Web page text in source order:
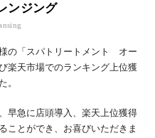
ンジング
の「スパトリートメント オー
楽天市場でのランキング上位獲
。
早急に店頭導入、楽天上位獲得
ことができ、お喜びいただきま